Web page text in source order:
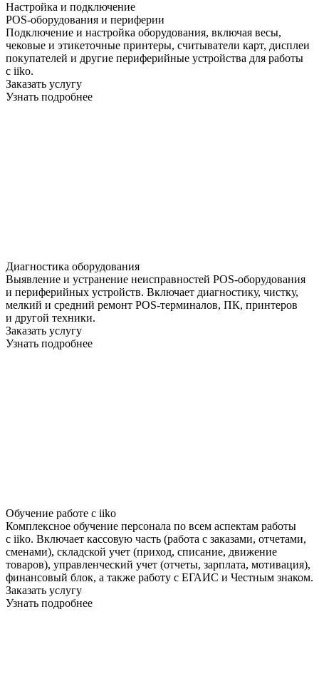
Настройка и подключение
POS-оборудования и периферии
Подключение и настройка оборудования, включая весы,
чековые и этикеточные принтеры, считыватели карт, дисплеи
покупателей и другие периферийные устройства для работы
с iiko.
Заказать услугу
Узнать подробнее
Диагностика оборудования
Выявление и устранение неисправностей POS-оборудования
и периферийных устройств. Включает диагностику, чистку,
мелкий и средний ремонт POS-терминалов, ПК, принтеров
и другой техники.
Заказать услугу
Узнать подробнее
Обучение работе с iiko
Комплексное обучение персонала по всем аспектам работы
с iiko. Включает кассовую часть (работа с заказами, отчетами,
сменами), складской учет (приход, списание, движение
товаров), управленческий учет (отчеты, зарплата, мотивация),
финансовый блок, а также работу с ЕГАИС и Честным знаком.
Заказать услугу
Узнать подробнее